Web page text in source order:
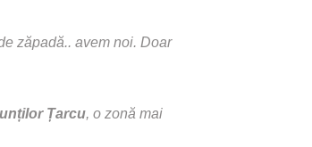
zăpadă.. avem noi. Doar
Țarcu, o zonă mai